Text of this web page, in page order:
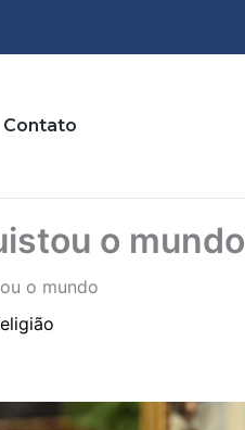
Contato
o mundo
o mundo